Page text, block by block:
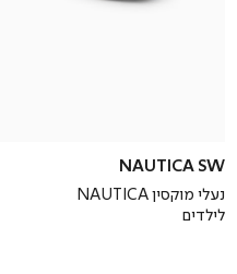
NAUTICA SW
נעלי מוקסין NAUTICA
לילדים